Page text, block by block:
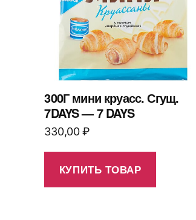
300Г мини круасс. Сгущ.
7DAYS — 7 DAYS
330,00₽
КУПИТЬ ТОВАР